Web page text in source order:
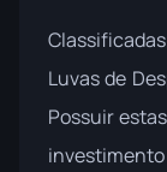
Luvas de
Possuir